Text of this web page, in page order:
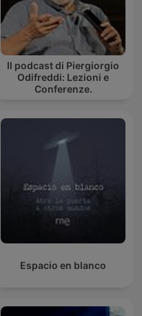
Il podcast di Piergiorgio
Odifreddi: Lezioni e
Conferenze.
Espacio en blanco